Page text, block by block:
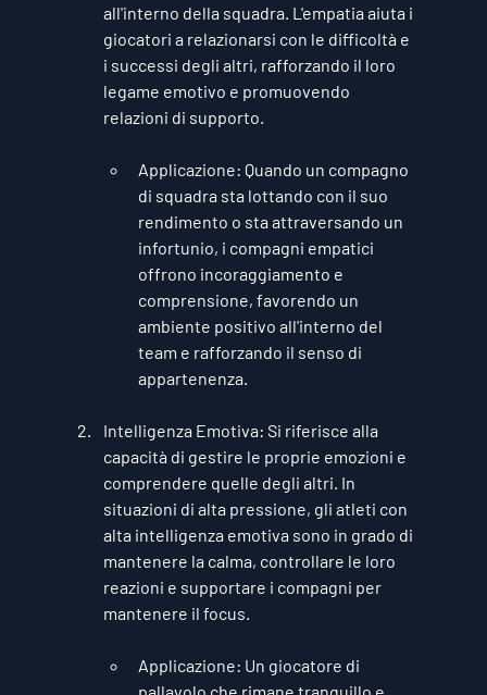
all'interno della squadra. L'empatia aiuta i
giocatori a relazionarsi con le difficoltà e
i successi degli altri, rafforzando il loro
legame emotivo e promuovendo
relazioni di supporto.
Applicazione: Quando un compagno
di squadra sta lottando con il suo
rendimento o sta attraversando un
infortunio, i compagni empatici
offrono incoraggiamento e
comprensione, favorendo un
ambiente positivo all'interno del
team e rafforzando il senso di
appartenenza.
Intelligenza Emotiva: Si riferisce alla
capacità di gestire le proprie emozioni e
comprendere quelle degli altri. In
situazioni di alta pressione, gli atleti con
alta intelligenza emotiva sono in grado di
mantenere la calma, controllare le loro
reazioni e supportare i compagni per
mantenere il focus.
Applicazione: Un giocatore di